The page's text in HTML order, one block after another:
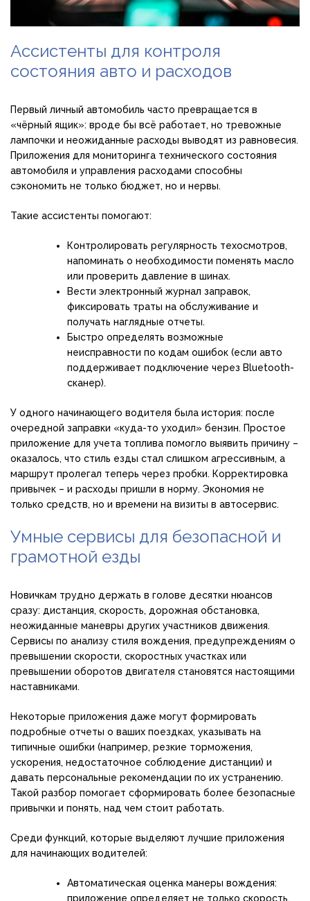
Ассистенты для контроля
состояния авто и расходов
Первый личный автомобиль часто превращается в
«чёрный ящик»: вроде бы всё работает, но тревожные
лампочки и неожиданные расходы выводят из равновесия.
Приложения для мониторинга технического состояния
автомобиля и управления расходами способны
сэкономить не только бюджет, но и нервы.
Такие ассистенты помогают:
Контролировать регулярность техосмотров,
напоминать о необходимости поменять масло
или проверить давление в шинах.
Вести электронный журнал заправок,
фиксировать траты на обслуживание и
получать наглядные отчеты.
Быстро определять возможные
неисправности по кодам ошибок (если авто
поддерживает подключение через Bluetooth-
сканер).
У одного начинающего водителя была история: после
очередной заправки «куда-то уходил» бензин. Простое
приложение для учета топлива помогло выявить причину –
оказалось, что стиль езды стал слишком агрессивным, а
маршрут пролегал теперь через пробки. Корректировка
привычек – и расходы пришли в норму. Экономия не
только средств, но и времени на визиты в автосервис.
Умные сервисы для безопасной и
грамотной езды
Новичкам трудно держать в голове десятки нюансов
сразу: дистанция, скорость, дорожная обстановка,
неожиданные маневры других участников движения.
Сервисы по анализу стиля вождения, предупреждениям о
превышении скорости, скоростных участках или
превышении оборотов двигателя становятся настоящими
наставниками.
Некоторые приложения даже могут формировать
подробные отчеты о ваших поездках, указывать на
типичные ошибки (например, резкие торможения,
ускорения, недостаточное соблюдение дистанции) и
давать персональные рекомендации по их устранению.
Такой разбор помогает сформировать более безопасные
привычки и понять, над чем стоит работать.
Среди функций, которые выделяют лучшие приложения
для начинающих водителей:
Автоматическая оценка манеры вождения:
приложение определяет не только скорость,